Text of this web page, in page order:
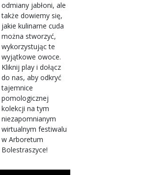
odmiany jabłoni, ale
także dowiemy się,
jakie kulinarne cuda
można stworzyć,
wykorzystując te
wyjątkowe owoce.
Kliknij play i dołącz
do nas, aby odkryć
tajemnice
pomologicznej
kolekcji na tym
niezapomnianym
wirtualnym festiwalu
w Arboretum
Bolestraszyce!